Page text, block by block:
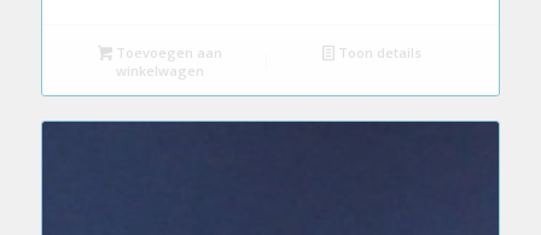
Toevoegen aan
winkelwagen
Toon details